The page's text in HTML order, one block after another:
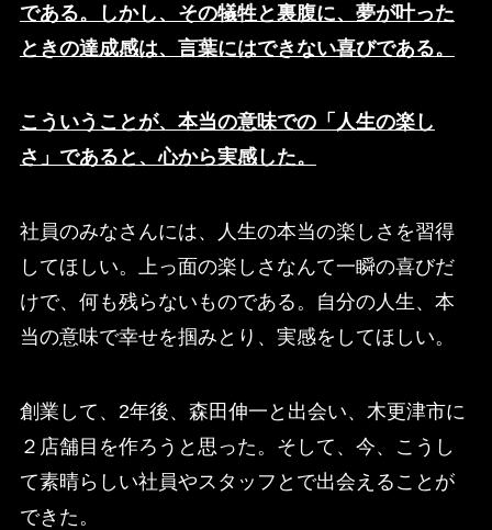
である。しかし、その犠牲と裏腹に、夢が叶った
ときの達成感は、言葉にはできない喜びである。
こういうことが、本当の意味での「人生の楽し
さ」であると、心から実感した。
社員のみなさんには、人生の本当の楽しさを習得
してほしい。上っ面の楽しさなんて一瞬の喜びだ
けで、何も残らないものである。自分の人生、本
当の意味で幸せを掴みとり、実感をしてほしい。
創業して、2年後、森田伸一と出会い、木更津市に
２店舗目を作ろうと思った。そして、今、こうし
て素晴らしい社員やスタッフとで出会えることが
できた。